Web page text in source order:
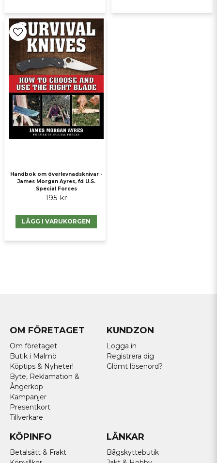
Handbok om överlevnadsknivar -
James Morgan Ayres, fd U.S.
Special Forces
195 kr
LÄGG I VARUKORGEN
OM FÖRETAGET
Om företaget
Butik i Malmö
Köptips & Nyheter!
Byte, Reklamation &
Ångerköp
Kampanjer
Presentkort
Tillverkare
KUNDZON
Logga in
Registrera dig
Glömt lösenord?
KÖPINFO
Betalsätt & Frakt
LÄNKAR
Bågskyttebutik